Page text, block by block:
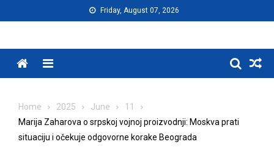
to
Friday, August 07, 2026
Menu
Home 2025 June
11
Marija Zaharova o srpskoj vojnoj proizvodnji: Moskva prati
situaciju i očekuje odgovorne korake Beograda